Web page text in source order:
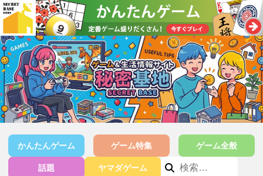
かんたんゲーム ゲーム特集 ゲーム全般
話題 ヤマダゲーム